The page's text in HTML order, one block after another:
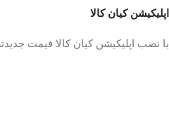
اپلیکیشن کیان کالا
با نصب اپلیکیشن کیان کالا قیمت